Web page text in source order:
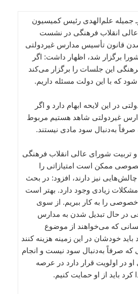
جمیله علم‌الهدی رئیس کمیسیون
عالی انقلاب فرهنگی در نشست
قانون تأسیس مدارس غیردولتی
برگزار شد، اظهار داشت: اگر
این جلسات را برگزار می‌کند
شود که با این دولت مسئله داریم.
در این لایحه ابهام دارد و اگر
غیردولتی شاهد هستیم مربوط
به‌دنبال سود مادی نیستند.
تربیت شورای عالی انقلاب فرهنگی
ممکن است امتیازاتی را
نیز دارند، افزود: در بحث
زیادی وجود دارد. بهتر است
خصوصی را به کار ببریم. از سوی
در حال تبدیل شدن به مدارس
که می‌خواهند از موضوع
خودشان در این زمینه هزینه کنند
که صرفاً به‌دنبال سود نیست و انجام
او در اولویت قرار دارد در عرصه
باید از او حمایت کنیم.